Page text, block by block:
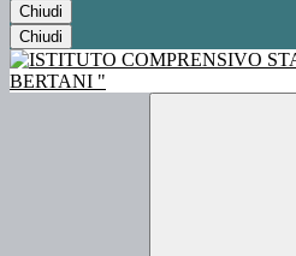
Chiudi
Chiudi